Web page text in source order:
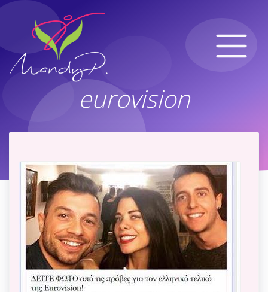
eurovision